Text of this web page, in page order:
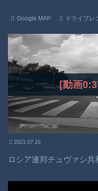
Google MAP ドライブレ
[動画
2021.07.16
ロシア連邦チュヴァシ